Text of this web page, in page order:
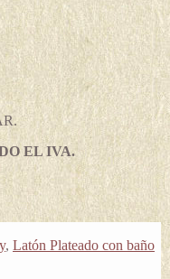
EL IVA.
, Latón Plateado con baño